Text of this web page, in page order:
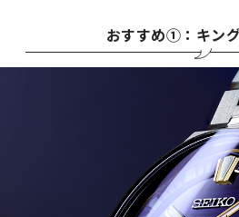
おすすめ①：キン